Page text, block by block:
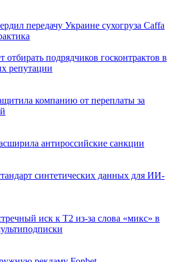
передачу Украине сухогруза Caffa
подрядчиков госконтрактов в
репутации
компанию от переплаты за
антироссийские санкции
синтетических данных для ИИ-
иск к Т2 из-за слова «микс» в